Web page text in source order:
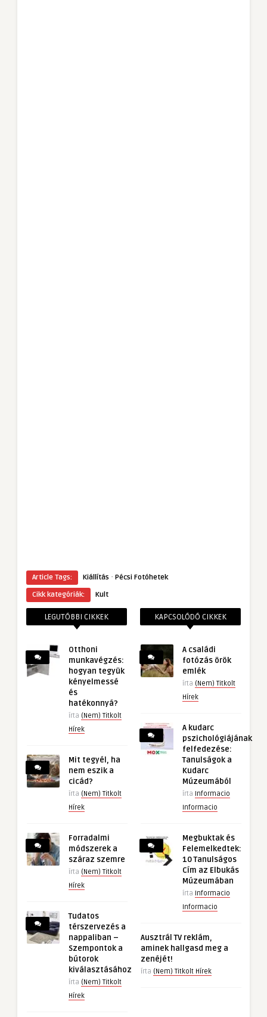
Article Tags: Kiállítás · Pécsi Fotóhetek
Cikk kategóriák:
Kult
LEGUTÓBBI CIKKEK
Otthoni
munkavégzés:
hogyan tegyük
kényelmessé
és
hatékonnyá?
írta (Nem) Titkolt
Hírek
Mit tegyél, ha
nem eszik a
cicád?
írta (Nem) Titkolt
Hírek
Forradalmi
módszerek a
száraz szemre
írta (Nem) Titkolt
Hírek
Tudatos
térszervezés a
nappaliban –
Szempontok a
bútorok
kiválasztásához
írta (Nem) Titkolt
Hírek
KAPCSOLÓDÓ CIKKEK
A családi
fotózás örök
emlék
írta (Nem) Titkolt
Hírek
A kudarc
pszichológiájának
felfedezése:
Tanulságok a
Kudarc
Múzeumából
írta
Informacio
Informacio
Megbuktak és
Felemelkedtek:
10 Tanulságos
Cím az Elbukás
Múzeumában
írta
Informacio
Informacio
Ausztrál TV reklám,
aminek hallgasd meg a
zenéjét!
írta (Nem) Titkolt Hírek